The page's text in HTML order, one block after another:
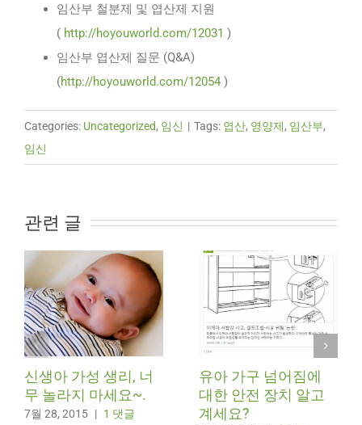
임산부 철분제 및 엽산제 지원
( http://hoyouworld.com/12031 )
임산부 엽산제 질문 (Q&A)
(http://hoyouworld.com/12054 )
Categories: Uncategorized, 임신 | Tags: 엽산, 영양제, 임산부,
임신
관련 글
신생아 가성 생리, 너
무 놀라지 마세요~.
7월 28, 2015 | 1 댓글
유아 가구 넘어짐에
대한 안전 장치 알고
계세요?